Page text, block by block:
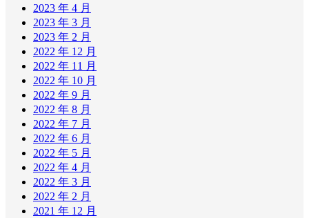
2023 年 4 月
2023 年 3 月
2023 年 2 月
2022 年 12 月
2022 年 11 月
2022 年 10 月
2022 年 9 月
2022 年 8 月
2022 年 7 月
2022 年 6 月
2022 年 5 月
2022 年 4 月
2022 年 3 月
2022 年 2 月
2021 年 12 月